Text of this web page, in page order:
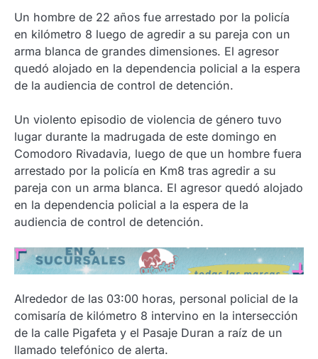
Un hombre de 22 años fue arrestado por la policía
en kilómetro 8 luego de agredir a su pareja con un
arma blanca de grandes dimensiones. El agresor
quedó alojado en la dependencia policial a la espera
de la audiencia de control de detención.
Un violento episodio de violencia de género tuvo
lugar durante la madrugada de este domingo en
Comodoro Rivadavia, luego de que un hombre fuera
arrestado por la policía en Km8 tras agredir a su
pareja con un arma blanca. El agresor quedó alojado
en la dependencia policial a la espera de la
audiencia de control de detención.
Alrededor de las 03:00 horas, personal policial de la
comisaría de kilómetro 8 intervino en la intersección
de la calle Pigafeta y el Pasaje Duran a raíz de un
llamado telefónico de alerta.